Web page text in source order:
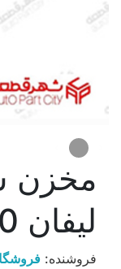
مخزن
ليفان x60
فروشنده: